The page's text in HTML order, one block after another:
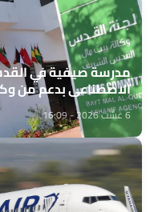
مدرسة صيفية في
الاصطناعي بدعم من
6 غشت 2026 - 16:09